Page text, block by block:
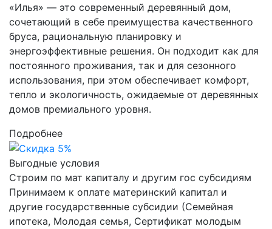
«Илья» — это современный деревянный дом,
сочетающий в себе преимущества качественного
бруса, рациональную планировку и
энергоэффективные решения. Он подходит как для
постоянного проживания, так и для сезонного
использования, при этом обеспечивает комфорт,
тепло и экологичность, ожидаемые от деревянных
домов премиального уровня.
Подробнее
Выгодные условия
Строим по мат капиталу и другим гос субсидиям
Принимаем к оплате материнский капитал и
другие государственные субсидии (Семейная
ипотека, Молодая семья, Сертификат молодым